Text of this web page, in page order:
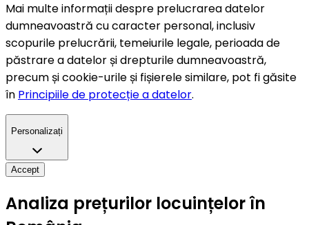
Mai multe informații despre prelucrarea datelor
dumneavoastră cu caracter personal, inclusiv
scopurile prelucrării, temeiurile legale, perioada de
păstrare a datelor și drepturile dumneavoastră,
precum și cookie-urile și fișierele similare, pot fi găsite
în Principiile de protecție a datelor.
Personalizați
Accept
Analiza prețurilor locuințelor în